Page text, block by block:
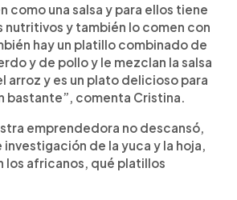
como una salsa y para ellos tiene
nutritivos y también lo comen con
hay un platillo combinado de
y de pollo y le mezclan la salsa
arroz y es un plato delicioso para
bastante”, comenta Cristina.
emprendedora no descansó,
de la yuca y la hoja,
los africanos, qué platillos